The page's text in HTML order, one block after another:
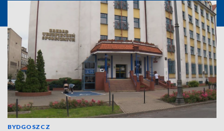
BYDGOSZCZ